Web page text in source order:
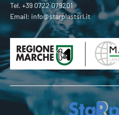
Tel. +39 0722 079201
Email: info@starplastsrl.it